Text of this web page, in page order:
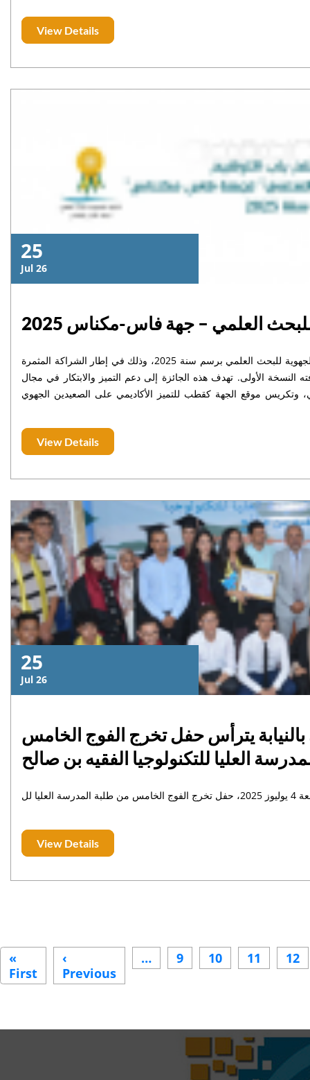
إقرأ المزيد
View Details
25
Jul 26
العلمي – جهة فاس-مكناس 2025
يُعلن مجلس جهة فاس-مكناس عن فتح باب الترشح للدورة الثانية من الجائزة الجهوية للبحث العلمي برسم سنة 2025، وذلك في إطار الشراكة المثمرة
النسخة الأولى. تهدف هذه الجائزة إلى دعم التميز والابتكار في مجال
وتكريس موقع الجهة كقطب للتميز الأكاديمي على الصعيدين الجهوي
View Details
25
Jul 26
يترأس حفل تخرج الفوج الخامس
العليا للتكنولوجيا الفقيه بن صالح
لل
View Details
Pagination
«
First First
page
‹
Previous Previous
page
… 9 10 11 12